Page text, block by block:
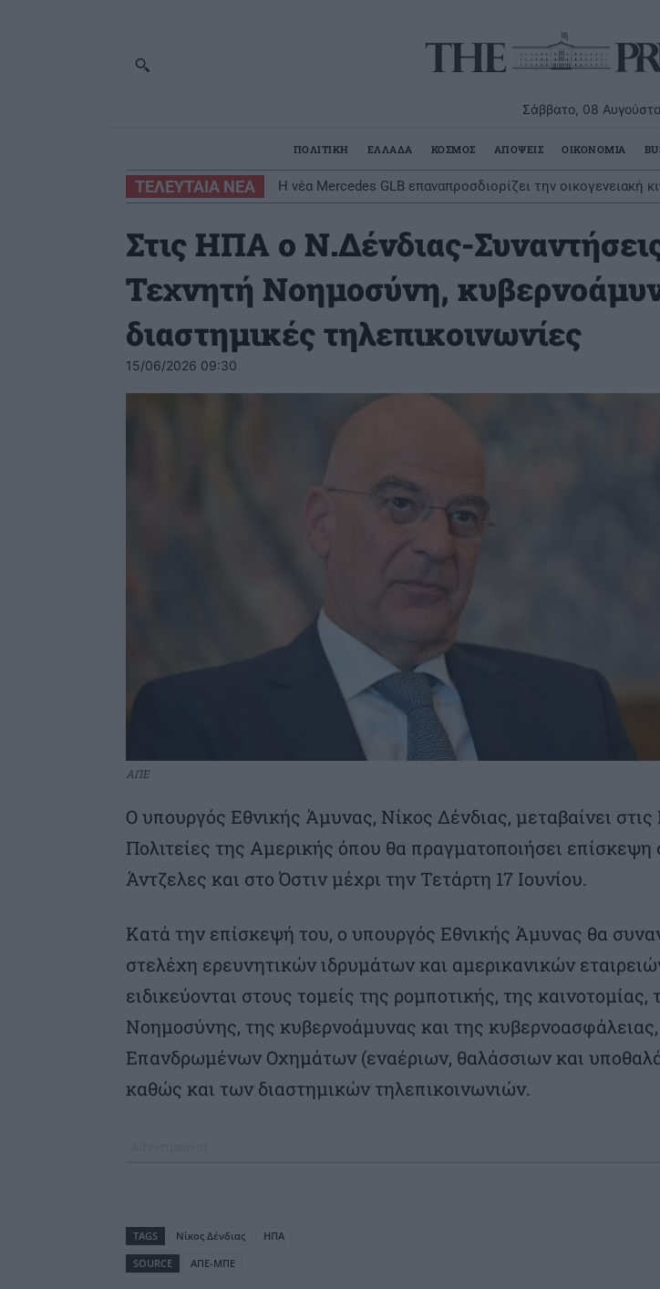
Σάββατο, 08
ΠΟΛΙΤΙΚΗ ΕΛΛΑΔΑ ΚΟΣΜΟΣ ΑΠΟΨΕΙΣ ΟΙΚΟΝΟΜΙΑ
ΤΕΛΕΥΤΑΙΑ ΝΕΑ Γιατί δεν υπήρχαν μικροσκοπικοί δεινόσαυροι; Η ευθύνη
Στις ΗΠΑ ο Ν.Δένδιας-
Τεχνητή Νοημοσύνη,
διαστημικές τηλεπικοινωνίες
15/06/2026 09:30
ΑΠΕ
Ο υπουργός Εθνικής Άμυνας, Νίκος Δένδιας, μεταβαίνει
Πολιτείες της Αμερικής όπου θα πραγματοποιήσει επίσκεψη
Άντζελες και στο Όστιν μέχρι την Τετάρτη 17 Ιουνίου.
Κατά την επίσκεψή του, ο υπουργός Εθνικής Άμυνας θα
στελέχη ερευνητικών ιδρυμάτων και αμερικανικών
ειδικεύονται στους τομείς της ρομποτικής, της
Νοημοσύνης, της κυβερνοάμυνας και της
Επανδρωμένων Οχημάτων (εναέριων, θαλάσσιων και
καθώς και των διαστημικών τηλεπικοινωνιών.
TAGS Nίκος Δένδιας
ΗΠΑ
SOURCE
ΑΠΕ-ΜΠΕ